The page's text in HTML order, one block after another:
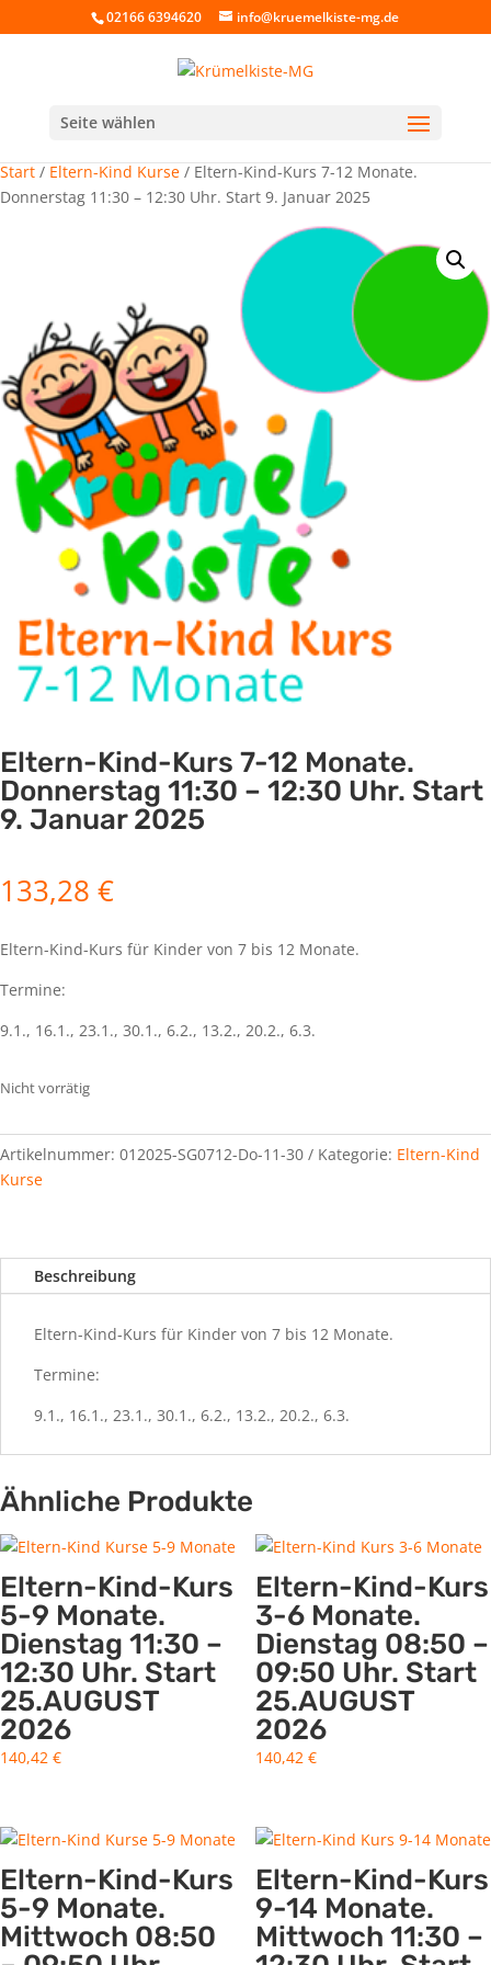
02166 6394620 info@kruemelkiste-mg.de
Seite wählen
Start / Eltern-Kind Kurse / Eltern-Kind-Kurs 7-12 Monate.
Donnerstag 11:30 – 12:30 Uhr. Start 9. Januar 2025
Eltern-Kind-Kurs 7-12 Monate.
Donnerstag 11:30 – 12:30 Uhr. Start
9. Januar 2025
133,28 €
Eltern-Kind-Kurs für Kinder von 7 bis 12 Monate.
Termine:
9.1., 16.1., 23.1., 30.1., 6.2., 13.2., 20.2., 6.3.
Nicht vorrätig
Artikelnummer: 012025-SG0712-Do-11-30 Kategorie: Eltern-Kind
Kurse
Beschreibung
Eltern-Kind-Kurs für Kinder von 7 bis 12 Monate.
Termine:
9.1., 16.1., 23.1., 30.1., 6.2., 13.2., 20.2., 6.3.
Ähnliche Produkte
Eltern-Kind-Kurs
5-9 Monate.
Dienstag 11:30 –
12:30 Uhr. Start
25.AUGUST
2026
140,42 €
Eltern-Kind-Kurs
3-6 Monate.
Dienstag 08:50 –
09:50 Uhr. Start
25.AUGUST
2026
140,42 €
Eltern-Kind-Kurs
5-9 Monate.
Mittwoch 08:50
Eltern-Kind-Kurs
9-14 Monate.
Mittwoch 11:30 –